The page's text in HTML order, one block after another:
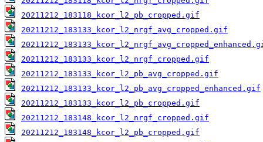
20211212_183118_kcor_l2_pb_cropped.gif
20211212_183133_kcor_l2_nrgf_avg_cropped.gif
20211212_183133_kcor_l2_nrgf_cropped.gif
20211212_183133_kcor_l2_pb_avg_cropped.gif
20211212_183133_kcor_l2_pb_avg_cropped_enhanced.gif
20211212_183133_kcor_l2_pb_cropped.gif
20211212_183148_kcor_l2_nrgf_cropped.gif
20211212_183148_kcor_l2_pb_cropped.gif